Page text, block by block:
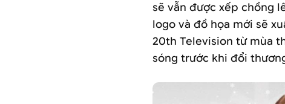
sẽ vẫn được xếp chồng
logo và đồ họa mới sẽ
20th Television từ mùa
sóng trước khi đổi